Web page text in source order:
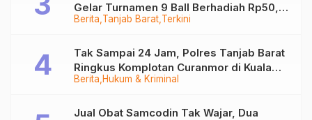
Berita Tanjab Barat Terkini
Gelar Turnamen 9 Ball Berhadiah Rp50,8
Juta
Berita Hukum & Kriminal
Tak Sampai 24 Jam, Polres Tanjab Barat
Ringkus Komplotan Curanmor di Kuala
Tungkal
Jual Obat Samcodin Tak Wajar, Dua